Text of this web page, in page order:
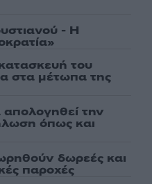
- Η
του
στα μέτωπα της
την
όπως και
δωρεές και
παροχές